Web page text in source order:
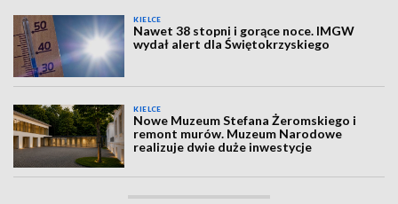
KIELCE
Nawet 38 stopni i gorące noce. IMGW
wydał alert dla Świętokrzyskiego
KIELCE
Nowe Muzeum Stefana Żeromskiego i
remont murów. Muzeum Narodowe
realizuje dwie duże inwestycje